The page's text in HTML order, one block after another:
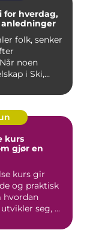
for hverdag,
folk, senker
noen
i Ski,
kurs
gjør en
kurs gir
og praktisk
hvordan
seg, ...